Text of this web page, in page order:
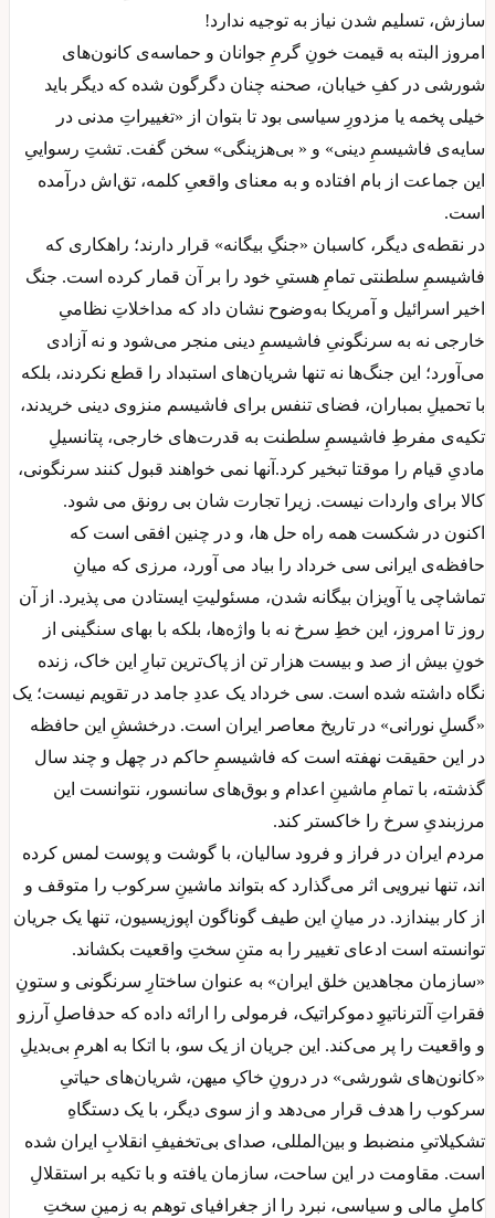
سازش، تسلیم شدن نیاز به توجیه ندارد!
امروز البته به قیمت خونِ گرمِ جوانان و حماسه‌ی کانون‌های
شورشی در کفِ خیابان، صحنه چنان دگرگون شده که دیگر باید
خیلی پخمه یا مزدورِ سیاسی بود تا بتوان از «تغییراتِ مدنی در
سایه‌ی فاشیسمِ دینی» و « بی‌هزینگی» سخن گفت. تشتِ رسواییِ
این جماعت از بام افتاده و به معنای واقعیِ کلمه، تق‌اش درآمده
است.
در نقطه‌ی دیگر، کاسبان «جنگِ بیگانه» قرار دارند؛ راهکاری که
فاشیسمِ سلطنتی تمامِ هستیِ خود را بر آن قمار کرده است. جنگ
اخیر اسرائیل و آمریکا به‌وضوح نشان داد که مداخلاتِ نظامیِ
خارجی نه به سرنگونیِ فاشیسمِ دینی منجر می‌شود و نه آزادی
می‌آورد؛ این جنگ‌ها نه تنها شریان‌های استبداد را قطع نکردند، بلکه
با تحمیلِ بمباران، فضای تنفس برای فاشیسم منزوی دینی خریدند،
تکیه‌ی مفرطِ فاشیسمِ سلطنت به قدرت‌های خارجی، پتانسیلِ
مادیِ قیام‌ را موقتا تبخیر کرد.آنها نمی خواهند قبول کنند سرنگونی،
کالا برای واردات نیست. زیرا تجارت شان بی رونق می شود.
اکنون در شکست همه راه حل ها، و در چنین افقی است که
حافظه‌ی ایرانی سی خرداد را بیاد می آورد، مرزی که میانِ
تماشاچی یا آویزان بیگانه شدن، مسئولیتِ ایستادن می پذیرد. از آن
روز تا امروز، این خطِ سرخ نه با واژه‌ها، بلکه با بهای سنگینی از
خونِ بیش از صد و بیست هزار تن از پاک‌ترین تبارِ این خاک، زنده
نگاه داشته شده است. سی خرداد یک عددِ جامد در تقویم نیست؛ یک
«گسلِ نورانی» در تاریخ معاصر ایران است. درخششِ این حافظه
در این حقیقت نهفته است که فاشیسمِ حاکم در چهل و چند سال
گذشته، با تمامِ ماشینِ اعدام و بوق‌های سانسور، نتوانست این
مرزبندیِ سرخ را خاکستر کند.
مردم ایران در فراز و فرود سالیان، با گوشت و پوست لمس کرده
اند، تنها نیرویی اثر می‌گذارد که بتواند ماشینِ سرکوب را متوقف و
از کار بیندازد. در میانِ این طیف گوناگون اپوزیسیون، تنها یک جریان
توانسته است ادعای تغییر را به متنِ سختِ واقعیت بکشاند.
«سازمان مجاهدین خلق ایران» به عنوان ساختارِ سرنگونی و ستونِ
فقراتِ آلترناتیوِ دموکراتیک، فرمولی را ارائه داده که حدفاصلِ آرزو
و واقعیت را پر می‌کند. این جریان از یک سو، با اتکا به اهرمِ بی‌بدیلِ
«کانون‌های شورشی» در درونِ خاکِ میهن، شریان‌های حیاتیِ
سرکوب را هدف قرار می‌دهد و از سوی دیگر، با یک دستگاهِ
تشکیلاتیِ منضبط و بین‌المللی، صدای بی‌تخفیفِ انقلابِ ایران شده
است. مقاومت در این ساحت، سازمان یافته و با تکیه بر استقلالِ
کاملِ مالی و سیاسی، نبرد را از جغرافیای توهم به زمینِ سختِ